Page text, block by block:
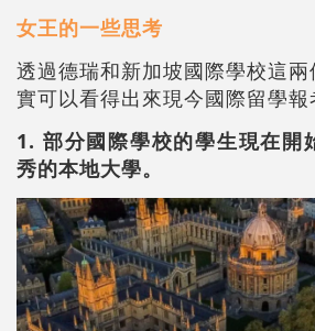
女王的一些思考
透過德瑞和新加坡國際學校這
實可以看得出來現今國際留學報
1. 部分國際學校的學生現在開
秀的本地大學。